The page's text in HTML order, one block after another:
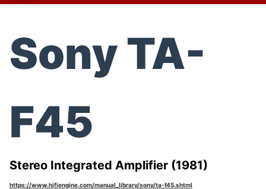
Sony TA-
F45
Stereo Integrated Amplifier (1981)
https://www.hifiengine.com/manual_library/sony/ta-f45.shtml